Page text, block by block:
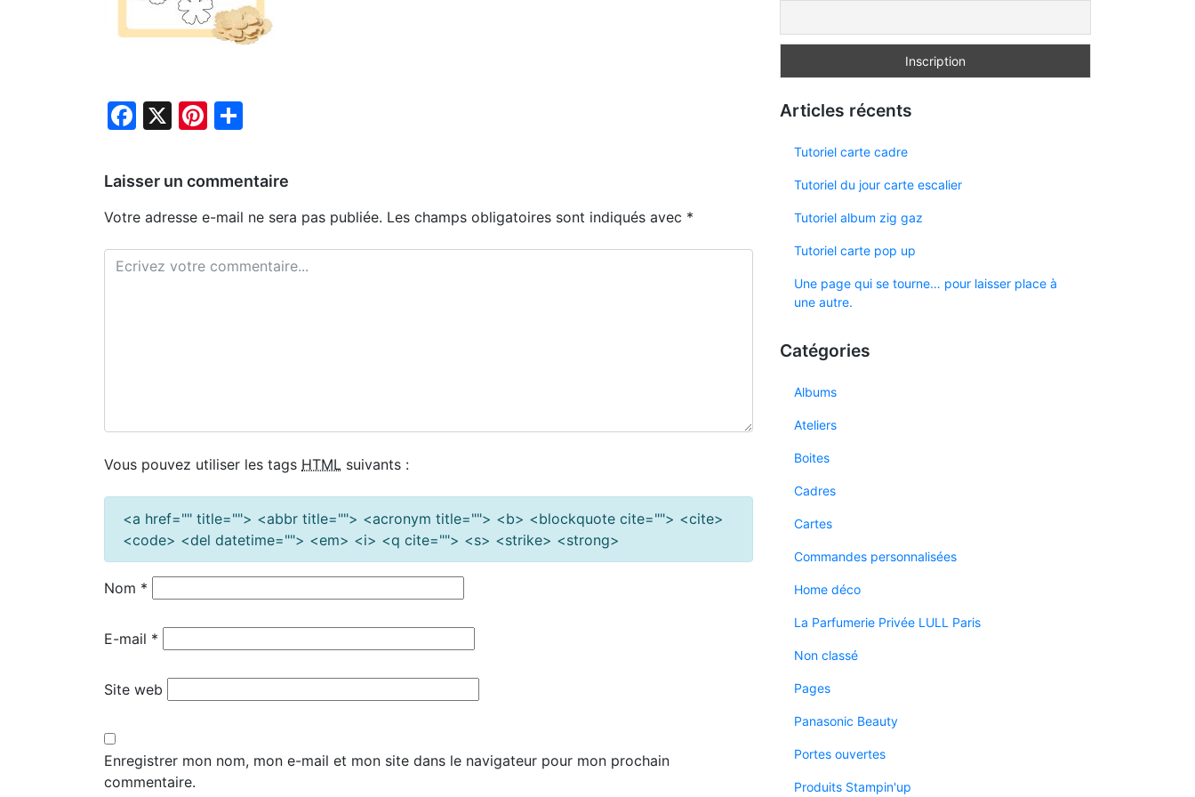
Facebook
X Pinterest
Laisser un commentaire
Votre adresse e-mail ne sera pas publiée. Les champs obligatoires sont indiqués avec *
Vous pouvez utiliser les tags HTML suivants :
<a href="" title=""> <abbr title=""> <acronym title=""> <b> <blockquote cite=""> <cite>
<code> <del datetime=""> <em> <i> <q cite=""> <s> <strike> <strong>
Nom *
E-mail *
Site web
Enregistrer mon nom, mon e-mail et mon site dans le navigateur pour mon prochain
commentaire.
Articles récents
Tutoriel carte cadre
Tutoriel du jour carte escalier
Tutoriel album zig gaz
Tutoriel carte pop up
Une page qui se tourne… pour laisser place à
une autre.
Catégories
Albums
Ateliers
Boites
Cadres
Cartes
Commandes personnalisées
Home déco
La Parfumerie Privée LULL Paris
Non classé
Pages
Panasonic Beauty
Portes ouvertes
Produits Stampin'up